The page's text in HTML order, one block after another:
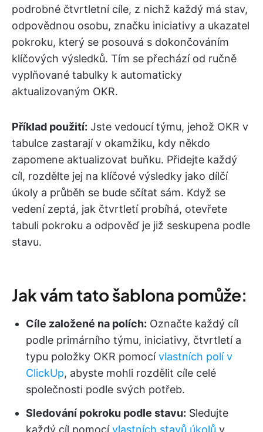
podrobné čtvrtletní cíle, z nichž každý má stav,
odpovědnou osobu, značku iniciativy a ukazatel
pokroku, který se posouvá s dokončováním
klíčových výsledků. Tím se přechází od ručně
vyplňované tabulky k automaticky
aktualizovaným OKR.
Příklad použití: Jste vedoucí týmu, jehož OKR v
tabulce zastarají v okamžiku, kdy někdo
zapomene aktualizovat buňku. Přidejte každý
cíl, rozdělte jej na klíčové výsledky jako dílčí
úkoly a průběh se bude sčítat sám. Když se
vedení zeptá, jak čtvrtletí probíhá, otevřete
tabuli pokroku a odpověď je již seskupena podle
stavu.
Jak vám tato šablona pomůže:
Cíle založené na polích: Označte každý cíl
podle primárního týmu, iniciativy, čtvrtletí a
typu položky OKR pomocívlastních polí v
ClickUp, abyste mohli rozdělit cíle celé
společnosti podle svých potřeb.
Sledování pokroku podle stavu: Sledujte